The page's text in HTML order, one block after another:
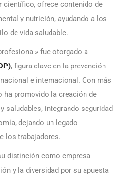
científico, ofrece contenido de
y nutrición, ayudando a los
de vida saludable.
fue otorgado a
, figura clave en la prevención
e internacional. Con más
ha promovido la creación de
saludables, integrando seguridad
dejando un legado
los trabajadores.
distinción como empresa
y la diversidad por su apuesta